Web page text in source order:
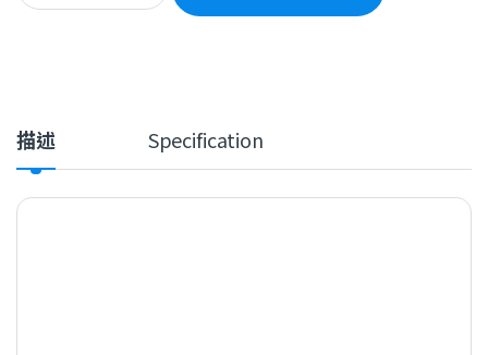
描述 Specification